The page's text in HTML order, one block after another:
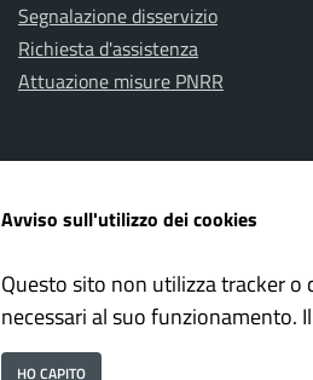
Segnalazione disservizio
Richiesta d'assistenza
Attuazione misure PNRR
Area Riservata Polizia Locale
Avviso sull'utilizzo dei cookies
Questo sito non utilizza tracker
necessari al suo funzionamento.
HO CAPITO